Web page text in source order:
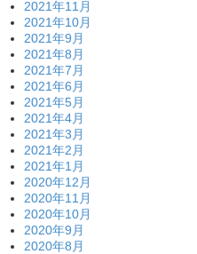
2021年11月
2021年10月
2021年9月
2021年8月
2021年7月
2021年6月
2021年5月
2021年4月
2021年3月
2021年2月
2021年1月
2020年12月
2020年11月
2020年10月
2020年9月
2020年8月